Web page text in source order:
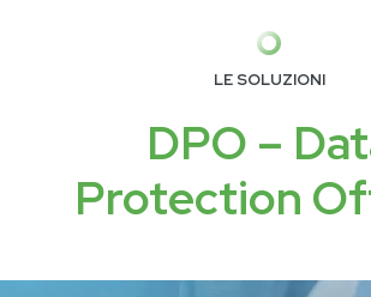
LE SOLUZIONI
DPO –
Protection